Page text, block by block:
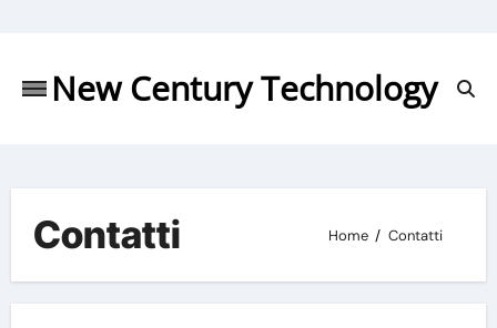
contentNew Century Technology
Contatti Home Contatti